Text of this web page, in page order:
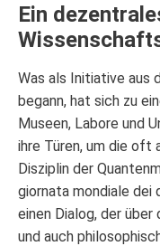
Ein
Was als Initiative aus
begann, hat sich zu
Museen, Labore und
ihre Türen, um die oft
Disziplin der
giornata mondiale
einen Dialog, der über
und auch